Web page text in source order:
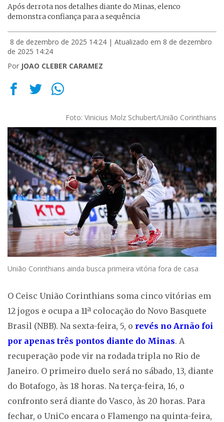
Após derrota nos detalhes diante do Minas, elenco
demonstra confiança para a sequência
8 de dezembro de 2025 14:24 | Atualizado em 8 de dezembro
de 2025 14:24
Por JOAO CLEBER CARAMEZ
Foto: Vinicius Molz Schubert/União Corinthians
União Corinthians ainda busca primeira vitória fora de casa
O Ceisc União Corinthians soma cinco vitórias em
12 jogos e ocupa a 11ª colocação do Novo Basquete
Brasil (NBB). Na sexta-feira, 5, o revés no Arnão foi
por apenas três pontos diante do Minas. A
recuperação pode vir na rodada tripla no Rio de
Janeiro. O primeiro duelo será no sábado, 13, diante
do Botafogo, às 18 horas. Na terça-feira, 16, o
confronto será diante do Vasco, às 20 horas. Para
fechar, o UniCo encara o Flamengo na quinta-feira,